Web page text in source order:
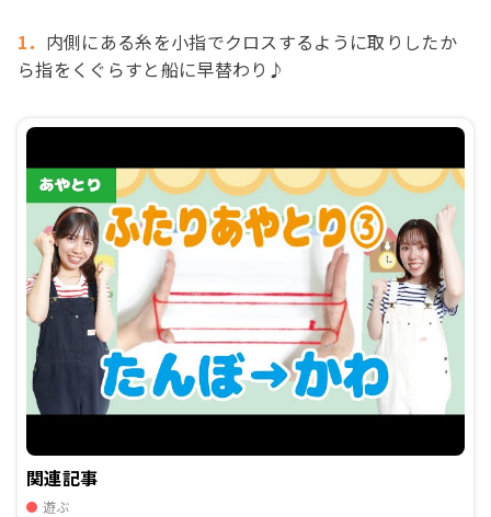
1． 内側にある糸を小指でクロスするように取りしたか
ら指をくぐらすと船に早替わり♪
関連記事
遊ぶ